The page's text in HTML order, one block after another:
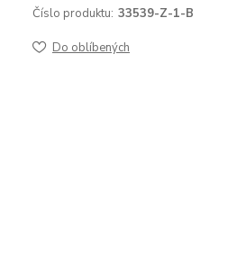
Číslo produktu: 33539-Z-1-B
Do oblíbených